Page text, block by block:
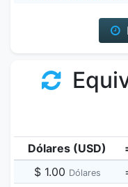
Dólares (USD)
$ 1.00 Dólares